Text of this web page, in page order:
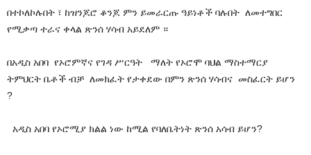
በተኮለኮሉበት ፣ ከዝንጆሮ ቆንጆ ምን ይመራርጡ ዓይነቶች ባሉበት ለመተግበር
የሚቃጣ ተራና ቀላል ጽንሰ ሃሳብ አይደለም ።
በአዲስ አበባ የኦሮምኛና የገዳ ሥርዓት ማለት የኦሮሞ ባህል ማስተማርያ
ትምህርት ቤቶች ብቻ ለመክፈት የታቀደው በምን ጽንሰ ሃሳብና መስፈርት ይሆን
?
አዲስ አበባ የኦሮሚያ ክልል ነው ከሚል የባለቤትነት ጽንሰ አሳብ ይሆን?